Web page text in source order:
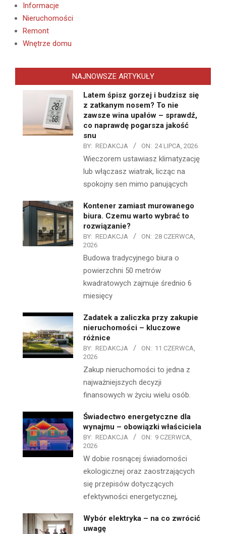
Informacje
Nieruchomości
Remont
Wnętrze domu
NAJNOWSZE ARTYKUŁY
Latem śpisz gorzej i budzisz się
z zatkanym nosem? To nie
zawsze wina upałów – sprawdź,
co naprawdę pogarsza jakość
snu
BY: REDAKCJA ON: 24 LIPCA, 2026
Wieczorem ustawiasz klimatyzację
lub włączasz wiatrak, licząc na
spokojny sen mimo panujących
Kontener zamiast murowanego
biura. Czemu warto wybrać to
rozwiązanie?
BY: REDAKCJA ON: 28 CZERWCA,
2026
Budowa tradycyjnego biura o
powierzchni 50 metrów
kwadratowych zajmuje średnio 6
miesięcy
Zadatek a zaliczka przy zakupie
nieruchomości – kluczowe
różnice
BY: REDAKCJA ON: 11 CZERWCA,
2026
Zakup nieruchomości to jedna z
najważniejszych decyzji
finansowych w życiu wielu osób.
Świadectwo energetyczne dla
wynajmu – obowiązki właściciela
BY: REDAKCJA ON: 9 CZERWCA,
2026
W dobie rosnącej świadomości
ekologicznej oraz zaostrzających
się przepisów dotyczących
efektywności energetycznej,
Wybór elektryka – na co zwrócić
uwagę